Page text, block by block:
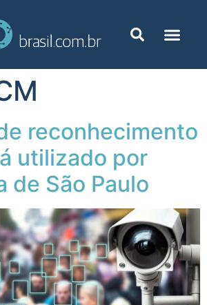
reconhecimento
utilizado por
de São Paulo